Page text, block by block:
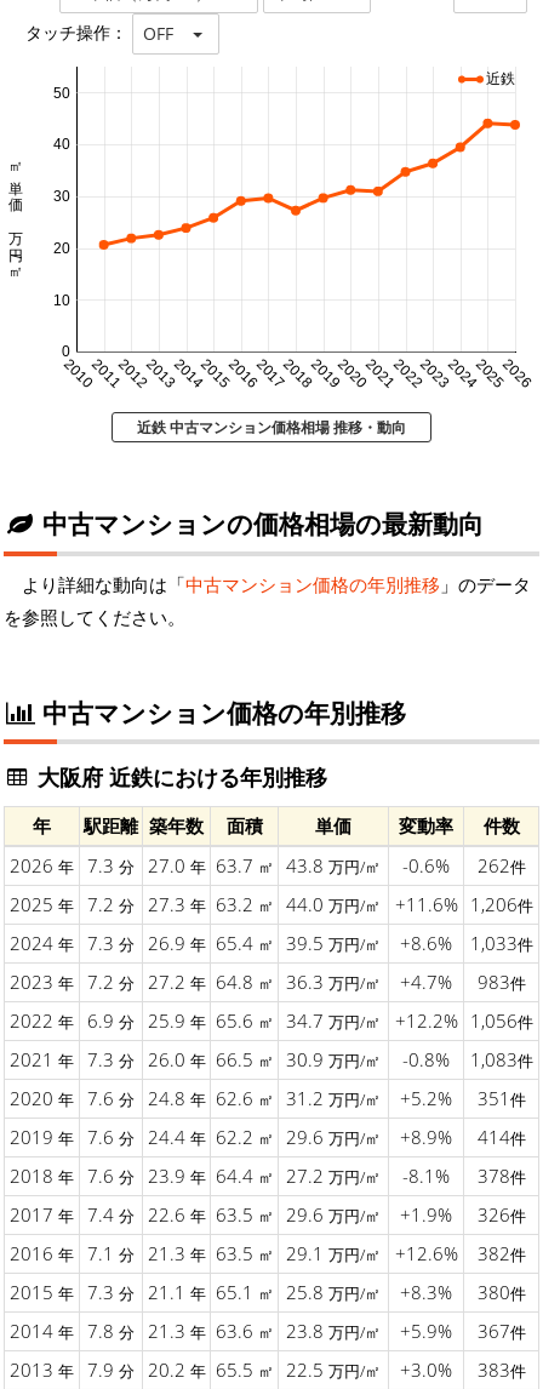
タッチ操作： OFF
20102011201220132014201520162017201820192020202120222023202420252026
0
10
20
30
40
50
㎡単価 万円/㎡
近鉄
近鉄 中古マンション価格相場 推移・動向
中古マンションの価格相場の最新動向
より詳細な動向は「中古マンション価格の年別推移 」のデータ
を参照してください。
中古マンション価格の年別推移
大阪府 近鉄における年別推移
年 駅距離 築年数 面積 単価 変動率
件数
2026 年 7.3 分 27.0 年 63.7 ㎡ 43.8 万円/㎡ -0.6% 262件
2025 年 7.2 分 27.3 年 63.2 ㎡ 44.0 万円/㎡ +11.6% 1,206件
2024 年 7.3 分 26.9 年 65.4 ㎡ 39.5 万円/㎡ +8.6% 1,033件
2023 年 7.2 分 27.2 年 64.8 ㎡ 36.3 万円/㎡ +4.7% 983件
2022 年 6.9 分 25.9 年 65.6 ㎡ 34.7 万円/㎡ +12.2% 1,056件
2021 年 7.3 分 26.0 年 66.5 ㎡ 30.9 万円/㎡ -0.8% 1,083件
2020 年 7.6 分 24.8 年 62.6 ㎡ 31.2 万円/㎡ +5.2% 351 件
2019 年 7.6 分 24.4 年 62.2 ㎡ 29.6 万円/㎡ +8.9% 414件
2018 年 7.6 分 23.9 年 64.4 ㎡ 27.2 万円/㎡ -8.1% 378件
2017 年 7.4 分 22.6 年 63.5 ㎡ 29.6 万円/㎡ +1.9% 326件
2016 年 7.1 分 21.3 年 63.5 ㎡ 29.1 万円/㎡ +12.6% 382件
2015 年 7.3 分 21.1 年 65.1 ㎡ 25.8 万円/㎡ +8.3% 380件
2014 年 7.8 分 21.3 年 63.6 ㎡ 23.8 万円/㎡ +5.9% 367件
2013 年 7.9 分 20.2 年 65.5 ㎡ 22.5 万円/㎡ +3.0% 383件